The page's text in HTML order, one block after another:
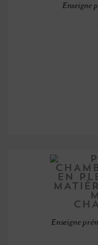
Enseigne
Enseigne